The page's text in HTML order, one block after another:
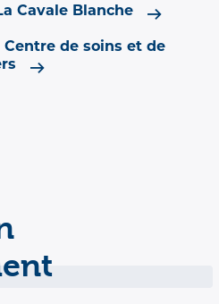
Cavale Blanche
de soins et de